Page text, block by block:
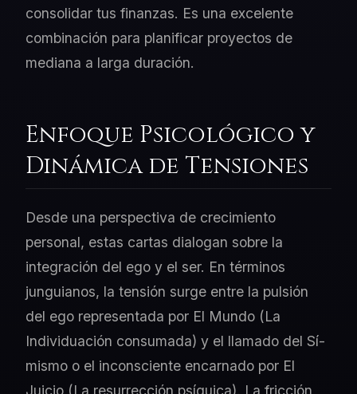
consolidar tus finanzas. Es una excelente
combinación para planificar proyectos de
mediana a larga duración.
Enfoque Psicológico y
Dinámica de Tensiones
Desde una perspectiva de crecimiento
personal, estas cartas dialogan sobre la
integración del ego y el ser. En términos
junguianos, la tensión surge entre la pulsión
del ego representada por El Mundo (La
Individuación consumada) y el llamado del Sí-
mismo o el inconsciente encarnado por El